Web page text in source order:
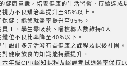
健康意識，培養健康的生活習慣，持續達成
力不良矯治率提升至95%以上。
健：齲齒就醫率提升至95%。
工、學生零吸菸、嚼檳榔人數維持0人
位不良比率降至40%以下。
設計多元活潑有益健康之課程及課後社團。
健康飲食的知識能持續提升。
年級CPR認知課程及認證考試通過率保持